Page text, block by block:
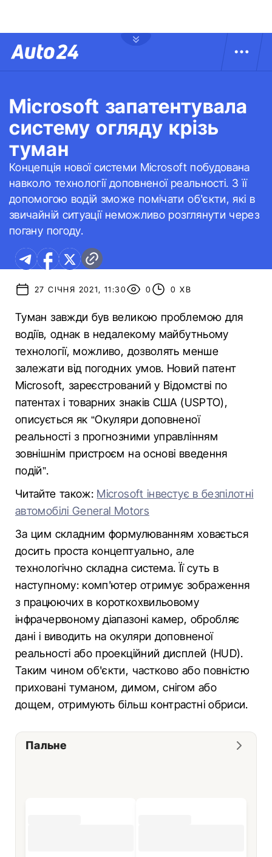
Microsoft запатентувала
систему огляду крізь
туман
Концепція нової системи Microsoft побудована
навколо технології доповненої реальності. З її
допомогою водій зможе помічати об'єкти, які в
звичайній ситуації неможливо розглянути через
погану погоду.
27 СІЧНЯ 2021, 11:30 0 0 ХВ
Туман завжди був великою проблемою для
водіїв, однак в недалекому майбутньому
технології, можливо, дозволять менше
залежати від погодних умов. Новий патент
Microsoft, зареєстрований у Відомстві по
патентах і товарних знаків США (USPTO),
описується як “Окуляри доповненої
реальності з прогнозними управлінням
зовнішнім пристроєм на основі введення
подій”.
Читайте також: Microsoft інвестує в безпілотні
автомобілі General Motors
За цим складним формулюванням ховається
досить проста концептуально, але
технологічно складна система. Її суть в
наступному: комп'ютер отримує зображення
з працюючих в короткохвильовому
інфрачервоному діапазоні камер, обробляє
дані і виводить на окуляри доповненої
реальності або проекційний дисплей (HUD).
Таким чином об'єкти, частково або повністю
приховані туманом, димом, снігом або
дощем, отримують більш контрастні обриси.
Пальне